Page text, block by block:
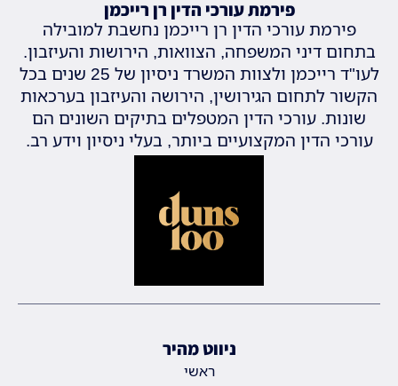
פירמת עורכי הדין רן רייכמן
פירמת עורכי הדין רן רייכמן נחשבת למובילה
בתחום דיני המשפחה, הצוואות, הירושות והעיזבון.
לעו"ד רייכמן ולצוות המשרד ניסיון של 25 שנים בכל
הקשור לתחום הגירושין, הירושה והעיזבון בערכאות
שונות. עורכי הדין המטפלים בתיקים השונים הם
עורכי הדין המקצועיים ביותר, בעלי ניסיון וידע רב.
ניווט מהיר
ראשי